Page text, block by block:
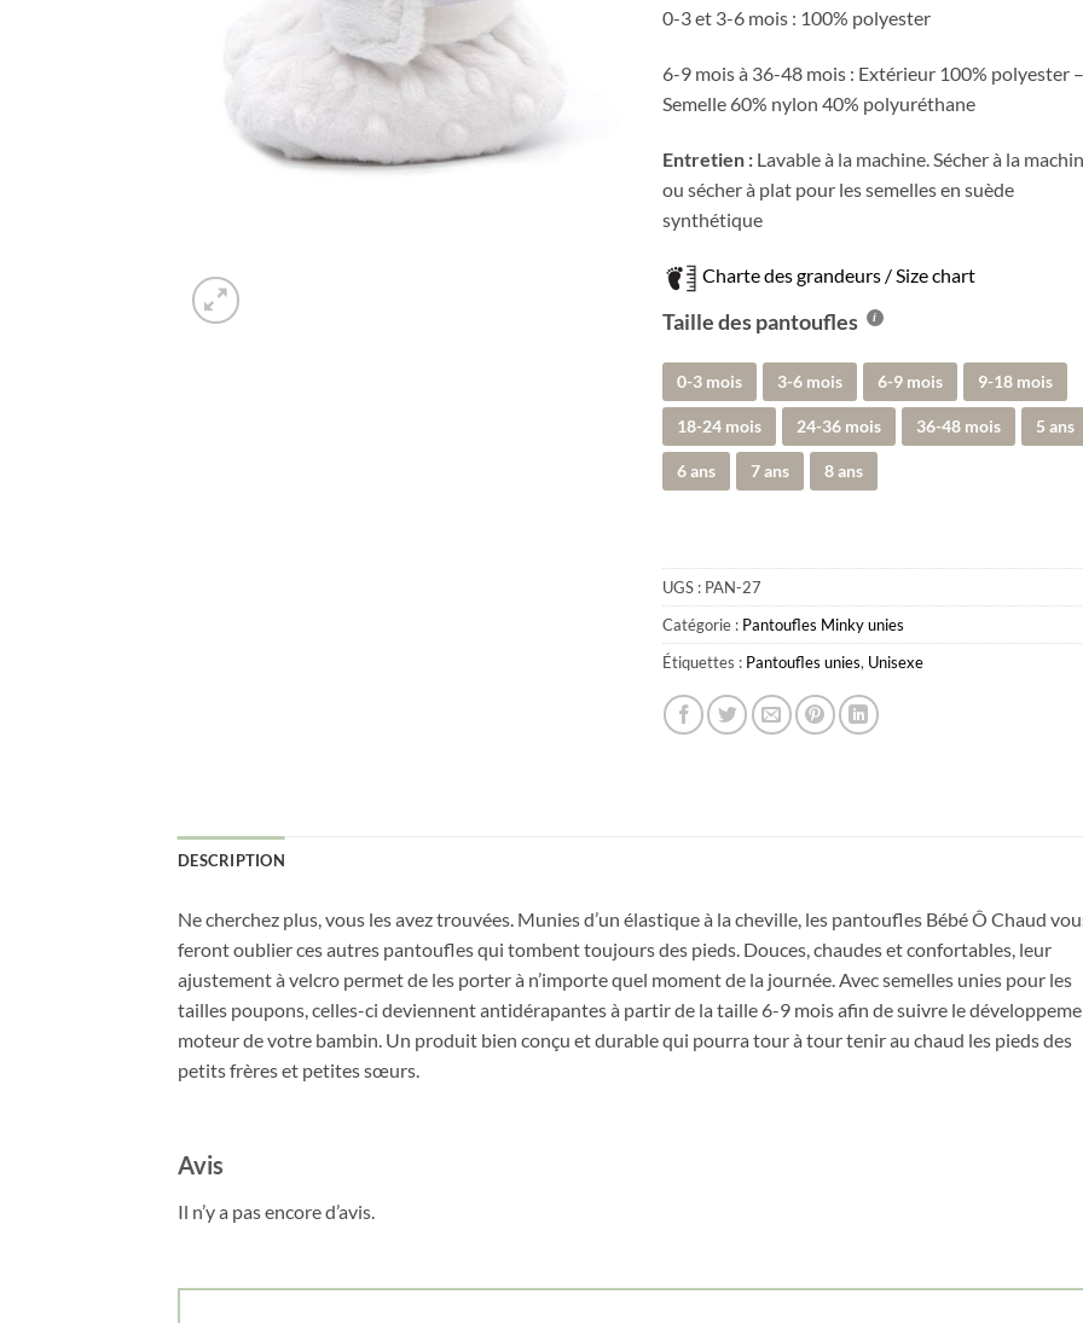
0-3 et 3-6 mois : 100% polyester
6-9 mois à 36-48 mois : Extérieur 100% polyester –
Semelle 60% nylon 40% polyuréthane
Entretien :Lavable à la machine. Sécher à la
ou sécher à plat pour les semelles en suède
synthétique
Charte des grandeurs / Size chart
Taille des pantoufles
0-3 mois 3-6 mois 6-9 mois 9-18 mois
18-24 mois 24-36 mois 36-48 mois 5 ans
6 ans 7 ans 8 ans
UGS : PAN-27
Catégorie : Pantoufles Minky unies
Étiquettes : Pantoufles unies, Unisexe
DESCRIPTION
Ne cherchez plus, vous les avez trouvées. Munies d’un élastique à la cheville, les pantoufles Bébé Ô Chaud
feront oublier ces autres pantoufles qui tombent toujours des pieds. Douces, chaudes et confortables, leur
ajustement à velcro permet de les porter à n’importe quel moment de la journée. Avec semelles unies pour les
tailles poupons, celles-ci deviennent antidérapantes à partir de la taille 6-9 mois afin de suivre le
moteur de votre bambin. Un produit bien conçu et durable qui pourra tour à tour tenir au chaud les pieds des
petits frères et petites sœurs.
Avis
Il n’y a pas encore d’avis.
prochaine commande en vous inscrivant à
notre infolettre!
Courriel *